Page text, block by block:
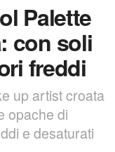
Palette
con soli
freddi
up artist croata
opache di
e desaturati